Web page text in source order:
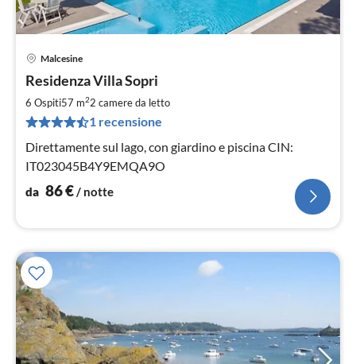
Malcesine
Residenza Villa Sopri
6 Ospiti57 m22 camere da letto
1 recensione
Direttamente sul lago, con giardino e piscina CIN:
IT023045B4Y9EMQA9O
da 86€/ notte